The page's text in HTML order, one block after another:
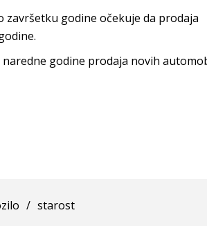
završetku godine očekuje da prodaja
naredne godine prodaja novih
/ starost